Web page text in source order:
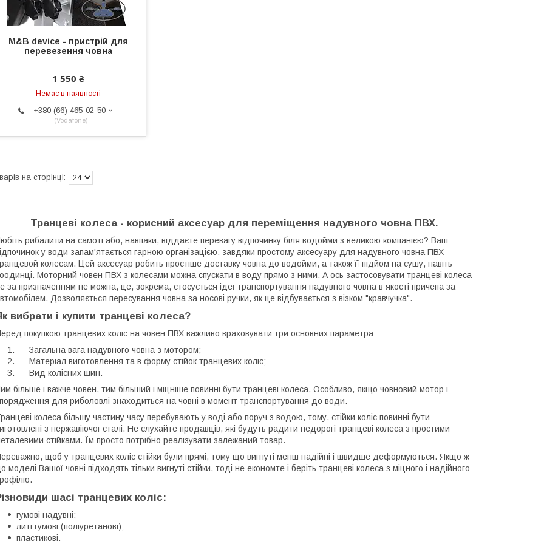
M&B device - пристрій для
перевезення човна
1 550 ₴
Немає в наявності
+380 (66) 465-02-50
Vodafone
Транцеві колеса - корисний аксесуар для переміщення надувного човна ПВХ.
рибалити на самоті або, навпаки, віддаєте перевагу відпочинку біля водойми з великою компанією? Ваш
у води запам'ятається гарною організацією, завдяки простому аксесуару для надувного човна ПВХ -
колесам. Цей аксесуар робить простіше доставку човна до водойми, а також її підйом на сушу, навіть
Моторний човен ПВХ з колесами можна спускати в воду прямо з ними. А ось застосовувати транцеві колеса
за призначенням не можна, це, зокрема, стосується ідеї транспортування надувного човна в якості причепа за
Дозволяється пересування човна за носові ручки, як це відбувається з візком "кравчучка".
вибрати і купити транцеві колеса?
покупкою транцевих коліс на човен ПВХ важливо враховувати три основних параметра:
Загальна вага надувного човна з мотором;
Матеріал виготовлення та в форму стійок транцевих коліс;
Вид колісних шин.
більше і важче човен, тим більший і міцніше повинні бути транцеві колеса. Особливо, якщо човновий мотор і
для риболовлі знаходиться на човні в момент транспортування до води.
колеса більшу частину часу перебувають у воді або поруч з водою, тому, стійки коліс повинні бути
з нержавіючої сталі. Не слухайте продавців, які будуть радити недорогі транцеві колеса з простими
стійками. Їм просто потрібно реалізувати залежаний товар.
щоб у транцевих коліс стійки були прямі, тому що вигнуті менш надійні і швидше деформуються. Якщо ж
моделі Вашої човні підходять тільки вигнуті стійки, тоді не економте і беріть транцеві колеса з міцного і надійного
шасі транцевих коліс:
гумові надувні;
литі гумові (поліуретанові);
пластикові.